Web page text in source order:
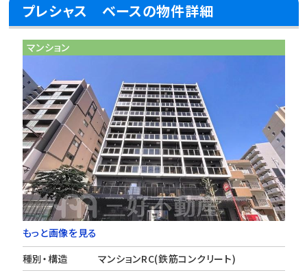
プレシャス ベースの物件詳細
マンション
もっと画像を見る
種別・構造
マンションRC(鉄筋コンクリート)